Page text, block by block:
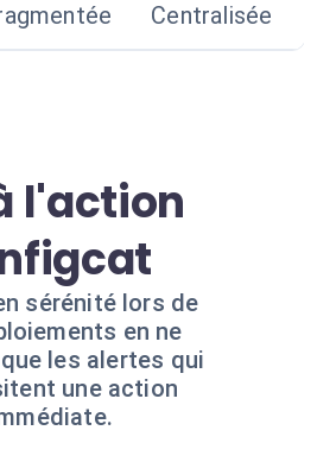
Centralisée
l'action
sérénité lors de
en ne
les alertes qui
une action